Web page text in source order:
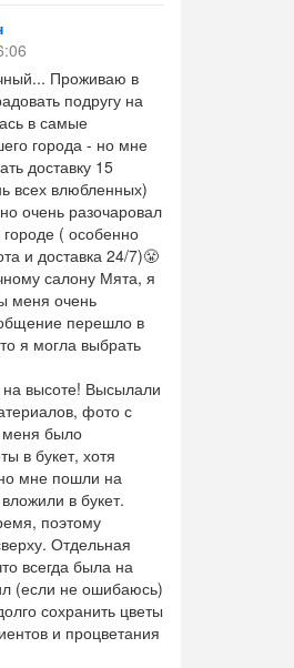
Проживаю в
подругу на
в самые
города - но мне
доставку 15
всех влюбленных)
очень разочаровал
( особенно
и доставка 24/7)😤
салону Мята, я
меня очень
перешло в
я могла выбрать
на высоте! Высылали
фото с
было
в букет, хотя
мне пошли на
в букет.
поэтому
Отдельная
всегда была на
(если не ошибаюсь)
сохранить цветы
и процветания